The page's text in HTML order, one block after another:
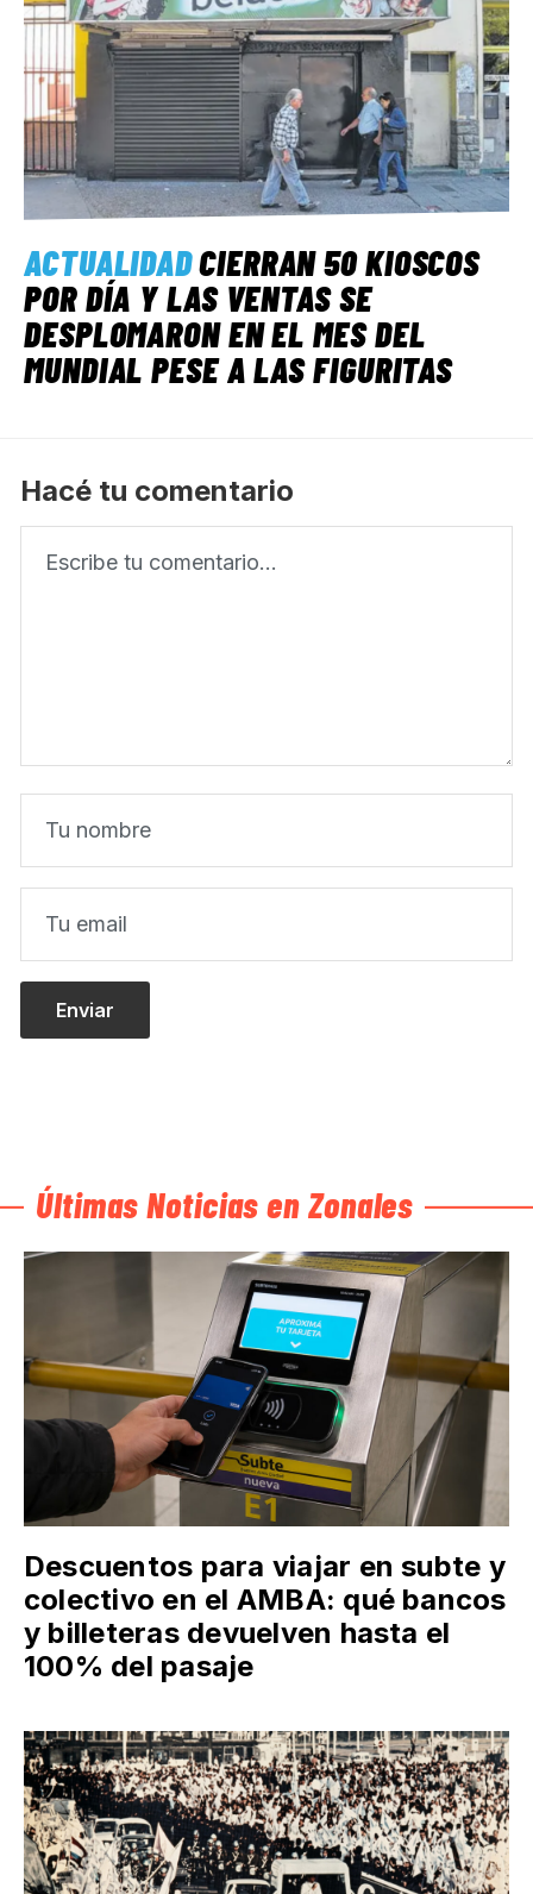
ACTUALIDADCIERRAN 50 KIOSCOS
POR DÍA Y LAS VENTAS SE
DESPLOMARON EN EL MES DEL
MUNDIAL PESE A LAS FIGURITAS
Hacé tu comentario
Últimas Noticias en Zonales
Descuentos para viajar en subte y
colectivo en el AMBA: qué bancos
y billeteras devuelven hasta el
100% del pasaje